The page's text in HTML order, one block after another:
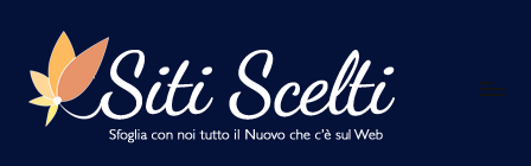
content
S
Sfoglia
con